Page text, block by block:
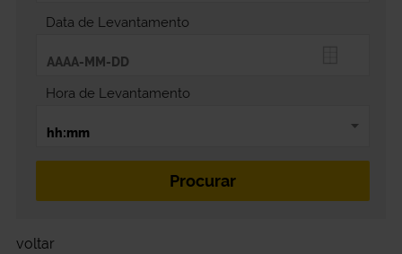
Data de Levantamento
Hora de Levantamento
voltar